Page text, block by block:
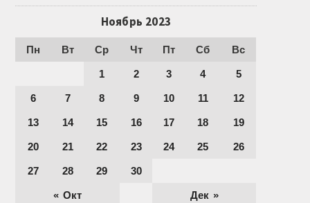
Ноябрь 2023
Пн Вт Ср Чт Пт Сб Вс
« Окт Дек »
1 2 3 4 5
6 7 8 9 10 11 12
13 14 15 16 17 18 19
20 21 22 23 24 25 26
27 28 29 30